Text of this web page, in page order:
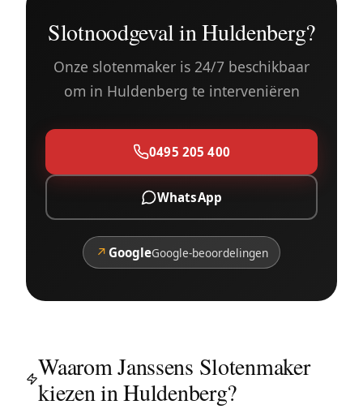
Slotnoodgeval in Huldenberg?
Onze slotenmaker is 24/7 beschikbaar
om in Huldenberg te interveniëren
0495 205 400
WhatsApp
↗ GoogleGoogle-beoordelingen
Waarom Janssens Slotenmaker
kiezen in Huldenberg?